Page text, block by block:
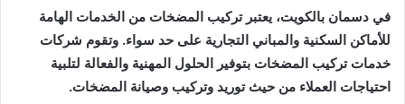
في دسمان بالكويت، يعتبر تركيب المضخات من الخدمات الهامة
للأماكن السكنية والمباني التجارية على حد سواء. وتقوم شركات
خدمات تركيب المضخات بتوفير الحلول المهنية والفعالة لتلبية
احتياجات العملاء من حيث توريد وتركيب وصيانة المضخات.